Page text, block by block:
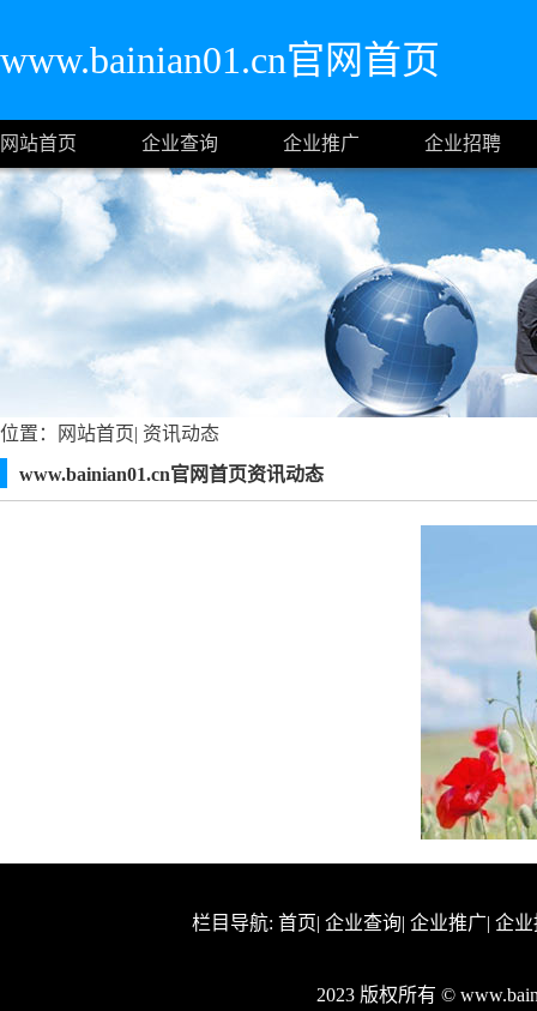
www.bainian01.cn官网首页
网站首页 企业查询 企业推广 企业招聘
位置： 网站首页| 资讯动态
www.bainian01.cn官网首页资讯动态
栏目导航: 首页| 企业查询| 企业推广| 企
2023 版权所有 ©